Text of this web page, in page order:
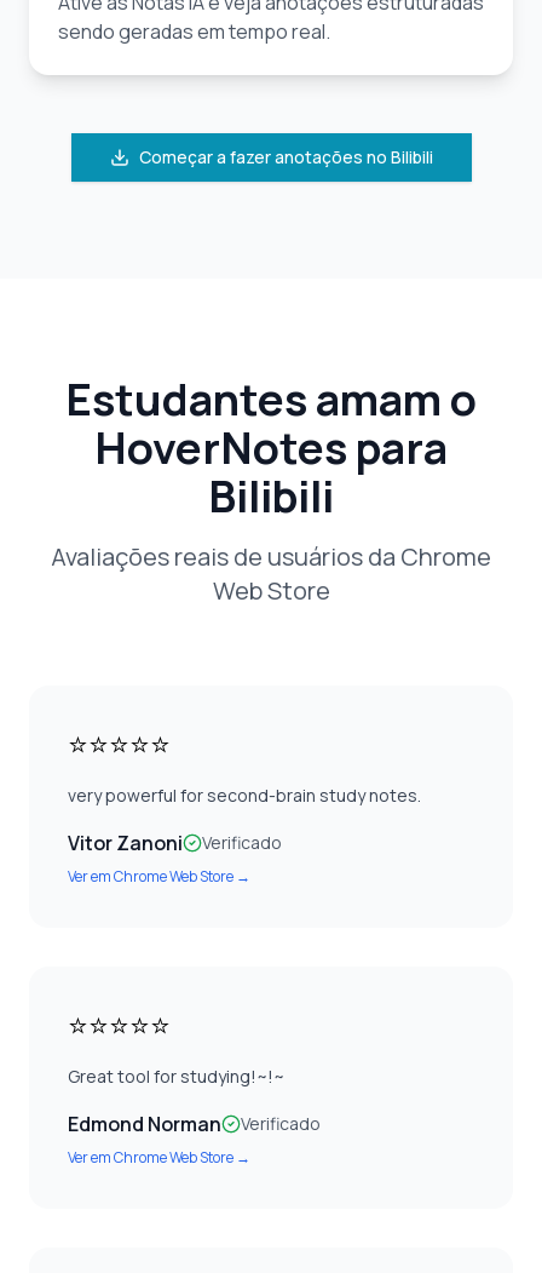
sendo geradas em tempo real.
Começar a fazer anotações no Bilibili
Estudantes amam o
HoverNotes para
Bilibili
Avaliações reais de usuários da Chrome
Web Store
⭐⭐⭐⭐⭐
very powerful for second-brain study notes.
Vitor Zanoni Verificado
Ver emChrome Web Store →
⭐⭐⭐⭐⭐
Great tool for studying!~!~
Edmond Norman Verificado
Ver emChrome Web Store →